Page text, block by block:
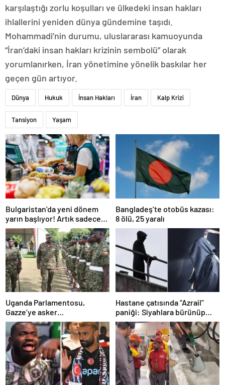
karşılaştığı zorlu koşulları ve ülkedeki insan hakları
ihlallerini yeniden dünya gündemine taşıdı.
Mohammadi’nin durumu, uluslararası kamuoyunda
“İran’daki insan hakları krizinin sembolü” olarak
yorumlanırken, İran yönetimine yönelik baskılar her
geçen gün artıyor.
Dünya Hukuk İnsan Hakları İran Kalp Krizi
Tansiyon Yaşam
Bulgaristan’da yeni dönem
yarın başlıyor! Artık sadece
Euro kullanılacak
Bangladeş’te otobüs kazası:
8 ölü, 25 yaralı
Uganda Parlamentosu,
Gazze’ye asker
gönderilmesini onayladı
Hastane çatısında “Azrail”
paniği: Siyahlara bürünüp
hastaları izledi